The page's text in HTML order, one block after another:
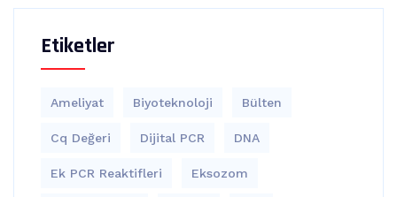
Etiketler
Ameliyat Biyoteknoloji Bülten
Cq Değeri Dijital PCR DNA
Ek PCR Reaktifleri Eksozom